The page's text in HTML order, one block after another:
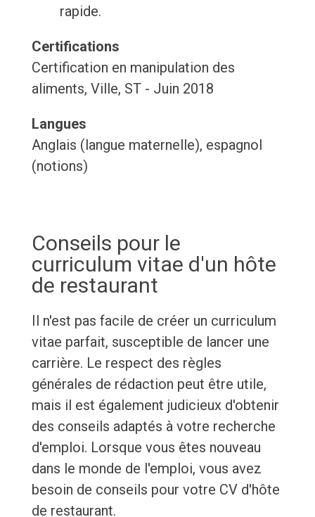
rapide.
Certifications
Certification en manipulation des
aliments, Ville, ST - Juin 2018
Langues
Anglais (langue maternelle), espagnol
(notions)
Conseils pour le
curriculum vitae d'un hôte
de restaurant
Il n'est pas facile de créer un curriculum
vitae parfait, susceptible de lancer une
carrière. Le respect des règles
générales de rédaction peut être utile,
mais il est également judicieux d'obtenir
des conseils adaptés à votre recherche
d'emploi. Lorsque vous êtes nouveau
dans le monde de l'emploi, vous avez
besoin de conseils pour votre CV d'hôte
de restaurant.